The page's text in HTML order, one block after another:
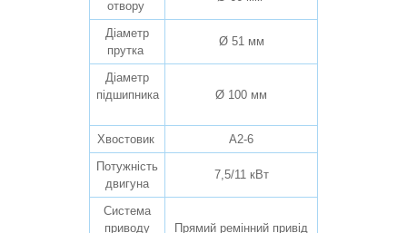
отвору
Діаметр
прутка
Ø 51 мм
Діаметр
підшипника
Ø 100 мм
Хвостовик
А2-6
Потужність
двигуна
7,5/11 кВт
Система
приводу
Прямий ремінний привід